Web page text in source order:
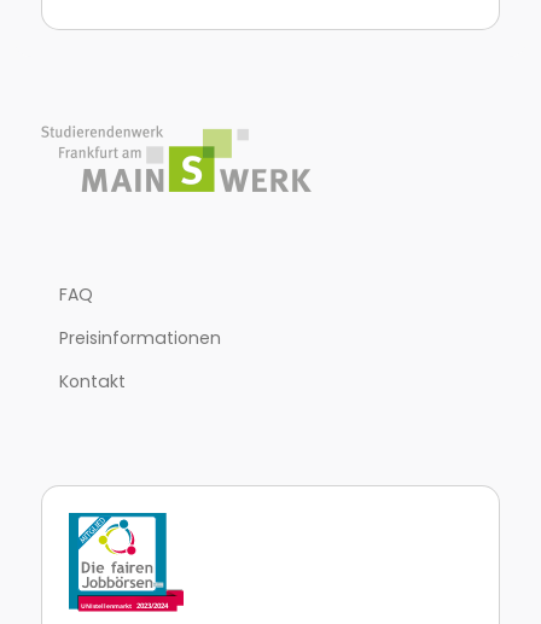
FAQ
Preisinformationen
Kontakt